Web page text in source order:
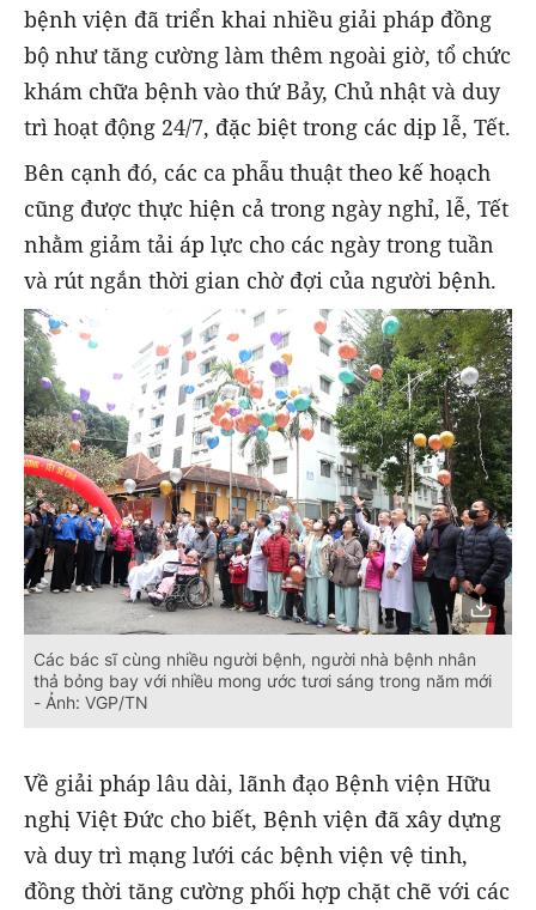
bệnh viện đã triển khai nhiều giải pháp đồng
bộ như tăng cường làm thêm ngoài giờ, tổ chức
khám chữa bệnh vào thứ Bảy, Chủ nhật và duy
trì hoạt động 24/7, đặc biệt trong các dịp lễ, Tết.
Bên cạnh đó, các ca phẫu thuật theo kế hoạch
cũng được thực hiện cả trong ngày nghỉ, lễ, Tết
nhằm giảm tải áp lực cho các ngày trong tuần
và rút ngắn thời gian chờ đợi của người bệnh.
Các bác sĩ cùng nhiều người bệnh, người nhà bệnh nhân
thả bỏng bay với nhiều mong ước tươi sáng trong năm mới
- Ảnh: VGP/TN
Về giải pháp lâu dài, lãnh đạo Bệnh viện Hữu
nghị Việt Đức cho biết, Bệnh viện đã xây dựng
và duy trì mạng lưới các bệnh viện vệ tinh,
đồng thời tăng cường phối hợp chặt chẽ với các